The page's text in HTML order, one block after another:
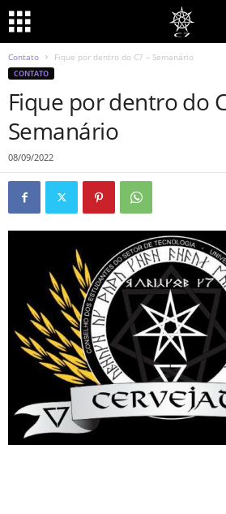
Contato Fique por dentro do C7 – Semanário
CONTATO
Fique por dentro do
Semanário
08/09/2022